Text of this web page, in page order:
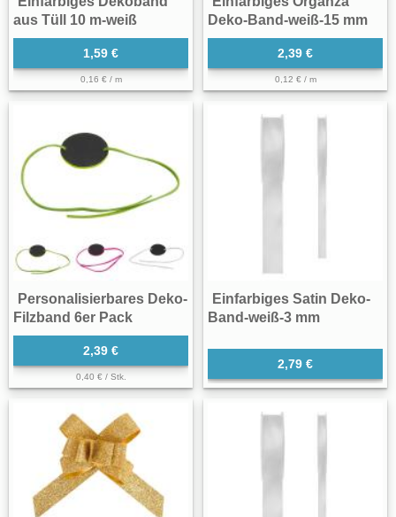
aus Tüll 10 m-weiß
1,59 €
0,16 € / m
Deko-Band-weiß-15 mm
2,39 €
0,12 € / m
Personalisierbares Deko-
Filzband 6er Pack
2,39 €
0,40 € / Stk.
Einfarbiges Satin Deko-
Band-weiß-3 mm
2,79 €